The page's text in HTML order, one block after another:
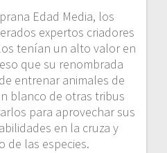
Edad Media, los
expertos criadores
tenían un alto valor en
que su renombrada
entrenar animales de
blanco de otras tribus
para aprovechar sus
en la cruza y
de las especies.